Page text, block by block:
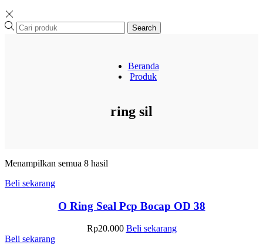
Search
Beranda
Produk
ring sil
Menampilkan semua 8 hasil
Beli sekarang
O Ring Seal Pcp Bocap OD 38
Rp20.000 Beli sekarang
Beli sekarang